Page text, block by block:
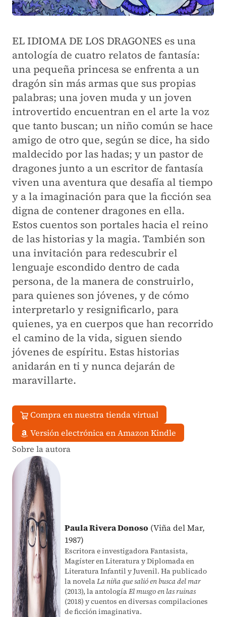
EL IDIOMA DE LOS DRAGONES es una
antología de cuatro relatos de fantasía:
una pequeña princesa se enfrenta a un
dragón sin más armas que sus propias
palabras; una joven muda y un joven
introvertido encuentran en el arte la voz
que tanto buscan; un niño común se hace
amigo de otro que, según se dice, ha sido
maldecido por las hadas; y un pastor de
dragones junto a un escritor de fantasía
viven una aventura que desafía al tiempo
y a la imaginación para que la ficción sea
digna de contener dragones en ella.
Estos cuentos son portales hacia el reino
de las historias y la magia. También son
una invitación para redescubrir el
lenguaje escondido dentro de cada
persona, de la manera de construirlo,
para quienes son jóvenes, y de cómo
interpretarlo y resignificarlo, para
quienes, ya en cuerpos que han recorrido
el camino de la vida, siguen siendo
jóvenes de espíritu. Estas historias
anidarán en ti y nunca dejarán de
maravillarte.
Compra en nuestra tienda virtual
Versión electrónica en Amazon Kindle
Sobre la autora
Paula Rivera Donoso (Viña del Mar,
1987)
Escritora e investigadora Fantasista,
Magíster en Literatura y Diplomada en
Literatura Infantil y Juvenil. Ha publicado
la novelaLa niña que salió en busca del mar
(2013), la antologíaEl musgo en las ruinas
(2018) y cuentos en diversas compilaciones
de ficción imaginativa.